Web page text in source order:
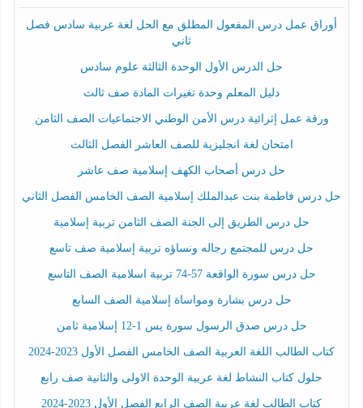
أوراق عمل درس المفعول المطلق مع الحل لغة عربية سادس فصل
ثاني
حل الدرس الأول الوحدة الثالثة علوم سادس
دليل المعلم وحدة تغيرات المادة صف ثالث
ورقة عمل إثرائية درس الأمن الوطني الاجتماعيات الصف الثامن
امتحان لغة انجليزية للصف العاشر الفصل الثالث
حل درس أصحاب الكهف إسلامية صف عاشر
حل درس فاطمة بنت عبدالملك إسلامية الصف الخامس الفصل الثاني
حل درس الطريق إلى الجنة الصف الثامن تربية إسلامية
حل درس للمجتمع رجاله ونساؤه تربية إسلامية صف تاسع
حل درس سورة الواقعة 57-74 تربية اسلامية الصف التاسع
حل درس بشارة ومواساة إسلامية الصف السابع
حل درس صدق الرسول سورة يس 1-12 إسلامية ثامن
كتاب الطالب اللغة العربية الصف الخامس الفصل الأول 2023-2024
حلول كتاب النشاط لغة عربية الوحدة الاولى والثانية صف رابع
كتاب الطالب لغة عربية الصف الرابع الفصل الأول 2023-2024